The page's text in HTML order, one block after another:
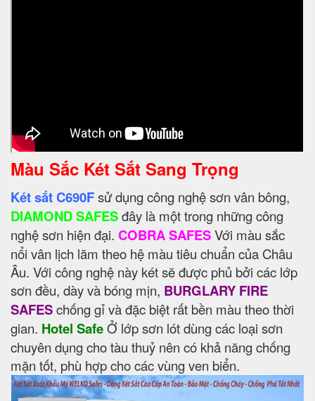
Màu Sắc Két Sắt Sang Trọng
Két sắt C690Fsử dụng công nghệ sơn vân bông,
DIAMOND SAFESđây là một trong những công
nghệ sơn hiện đại. COBRA SAFESVới màu sắc
nổi vân lịch lãm theo hệ màu tiêu chuẩn của Châu
Âu. Với công nghệ này két sẽ được phủ bởi các lớp
sơn đều, dày và bóng mịn, BURGLARY FIRE
SAFESchống gỉ và đặc biệt rất bền màu theo thời
gian. Hotel SafeỞ lớp sơn lót dùng các loại sơn
chuyên dụng cho tàu thuỷ nên có khả năng chống
mặn tốt, phù hợp cho các vùng ven biển.